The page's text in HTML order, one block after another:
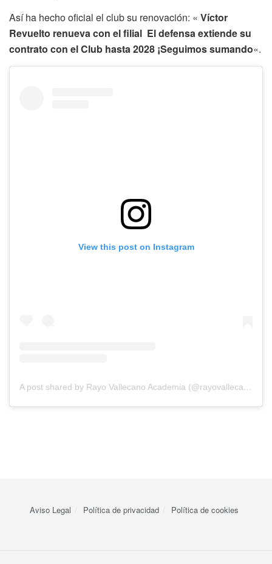
Así ha hecho oficial el club su renovación: « Víctor
Revuelto renueva con el filial El defensa extiende su
contrato con el Club hasta 2028 ¡Seguimos sumando«.
View this post on Instagram
A post shared by Rayo Vallecano Academia (@rayovallecanoacademia)
Aviso Legal Política de privacidad Política de cookies